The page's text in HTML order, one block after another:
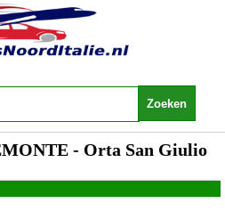
- Orta San Giulio